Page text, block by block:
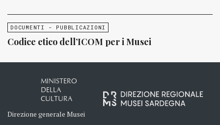
DOCUMENTI - PUBBLICAZIONI
Codice etico dell’ICOM per i Musei
MINISTERO
DELLA
CULTURA
Direzione generale Musei